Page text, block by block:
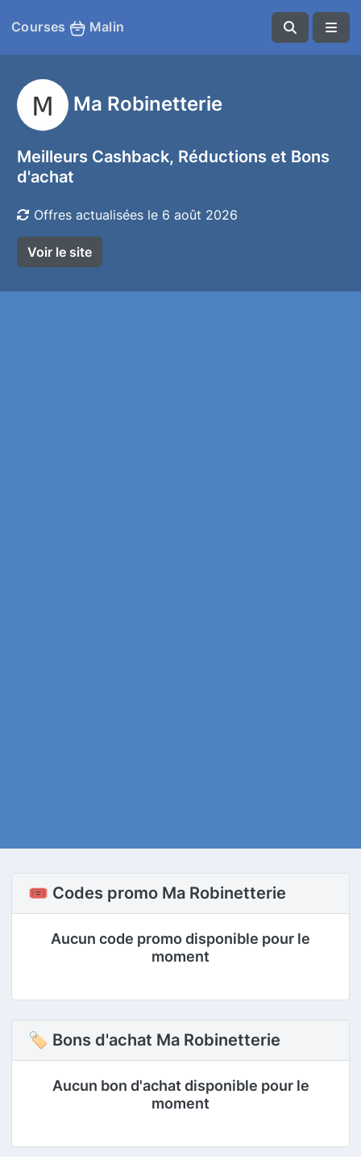
Courses Malin
Ma Robinetterie
Meilleurs Cashback, Réductions et Bons
d'achat
Offres actualisées le 6 août 2026
Voir le site
🎟️ Codes promo Ma Robinetterie
Aucun code promo disponible pour le
moment
🏷 Bons d'achat Ma Robinetterie
Aucun bon d'achat disponible pour le
moment